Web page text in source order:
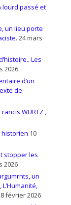
lourd passé et
un lieu porte
24 mars
Les
2026
d’un
de
WURTZ ,
historien 10
stopper les
2026
un
février 2026